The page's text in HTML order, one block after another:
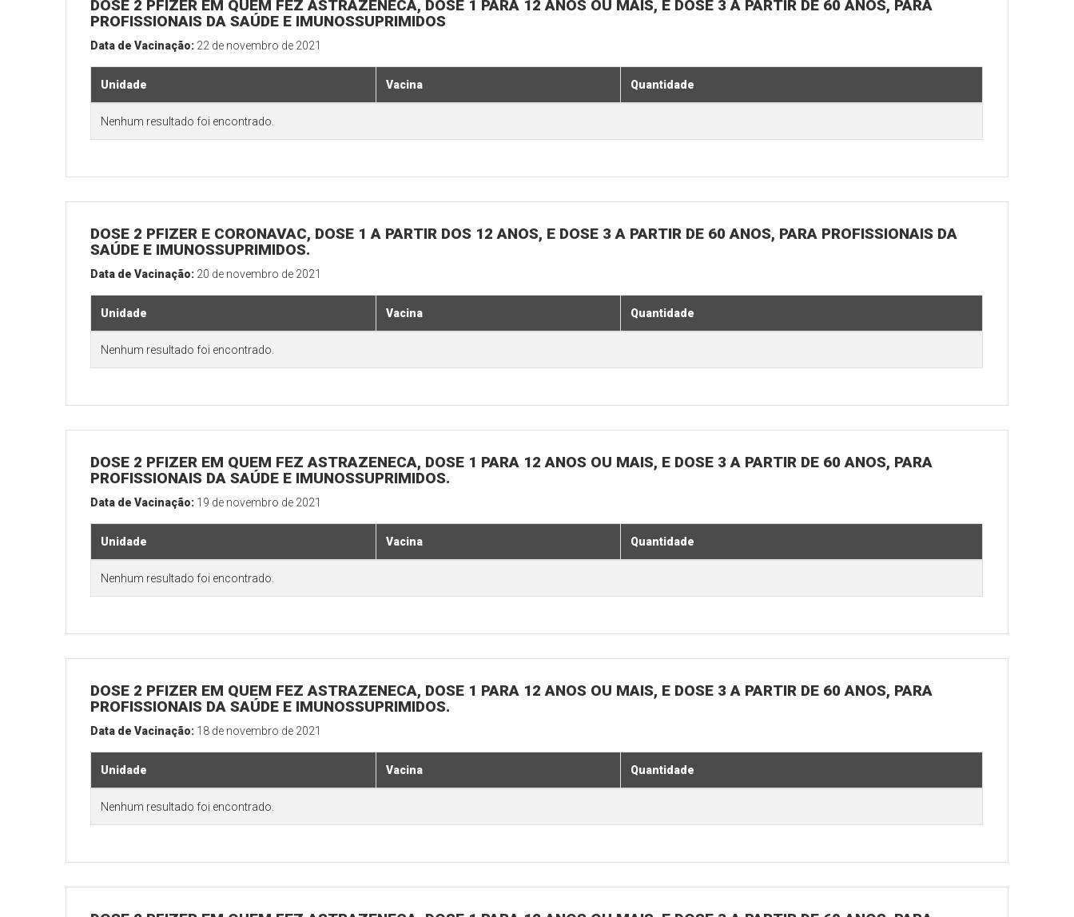
DOSE 2 PFIZER EM QUEM FEZ ASTRAZENECA, DOSE 1 PARA 12 ANOS OU MAIS, E DOSE 3 A PARTIR DE 60 ANOS, PARA
PROFISSIONAIS DA SAÚDE E IMUNOSSUPRIMIDOS
Data de Vacinação: 22 de novembro de 2021
Unidade Vacina Quantidade
Nenhum resultado foi encontrado.
DOSE 2 PFIZER E CORONAVAC, DOSE 1 A PARTIR DOS 12 ANOS, E DOSE 3 A PARTIR DE 60 ANOS, PARA PROFISSIONAIS DA
SAÚDE E IMUNOSSUPRIMIDOS.
Data de Vacinação: 20 de novembro de 2021
Unidade Vacina Quantidade
Nenhum resultado foi encontrado.
DOSE 2 PFIZER EM QUEM FEZ ASTRAZENECA, DOSE 1 PARA 12 ANOS OU MAIS, E DOSE 3 A PARTIR DE 60 ANOS, PARA
PROFISSIONAIS DA SAÚDE E IMUNOSSUPRIMIDOS.
Data de Vacinação: 19 de novembro de 2021
Unidade Vacina Quantidade
Nenhum resultado foi encontrado.
DOSE 2 PFIZER EM QUEM FEZ ASTRAZENECA, DOSE 1 PARA 12 ANOS OU MAIS, E DOSE 3 A PARTIR DE 60 ANOS, PARA
PROFISSIONAIS DA SAÚDE E IMUNOSSUPRIMIDOS.
Data de Vacinação: 18 de novembro de 2021
Unidade Vacina Quantidade
Nenhum resultado foi encontrado.